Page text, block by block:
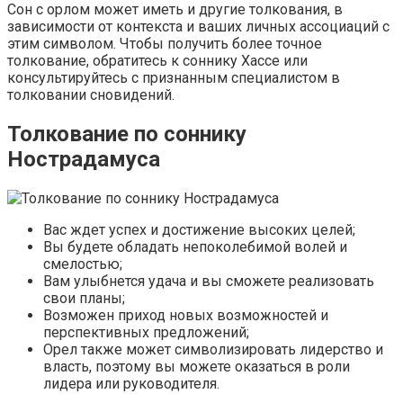
Сон с орлом может иметь и другие толкования, в
зависимости от контекста и ваших личных ассоциаций с
этим символом. Чтобы получить более точное
толкование, обратитесь к соннику Хассе или
консультируйтесь с признанным специалистом в
толковании сновидений.
Толкование по соннику
Нострадамуса
Вас ждет успех и достижение высоких целей;
Вы будете обладать непоколебимой волей и
смелостью;
Вам улыбнется удача и вы сможете реализовать
свои планы;
Возможен приход новых возможностей и
перспективных предложений;
Орел также может символизировать лидерство и
власть, поэтому вы можете оказаться в роли
лидера или руководителя.